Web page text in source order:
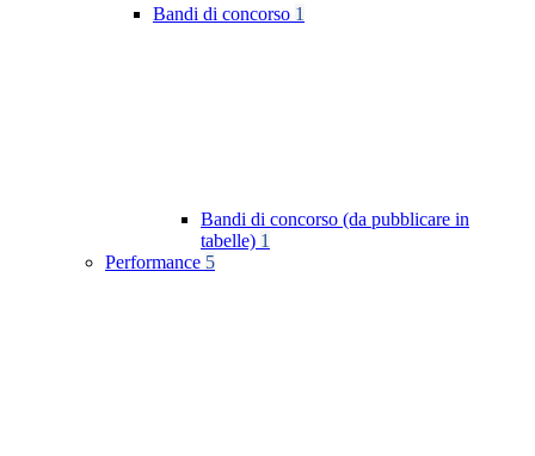
Bandi di concorso 1
Bandi di concorso (da pubblicare in
tabelle) 1
Performance 5